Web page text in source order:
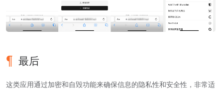
最后
这类应用通过加密和自毁功能来确保信息的隐私性和安全性，非常适